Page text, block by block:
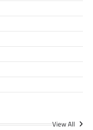
View All